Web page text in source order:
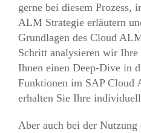
gerne bei diesem Prozess,
ALM Strategie erläutern
Grundlagen des Cloud
Schritt analysieren wir
Ihnen einen Deep-Dive in
Funktionen im SAP Cloud
erhalten Sie Ihre
Aber auch bei der Nutzung